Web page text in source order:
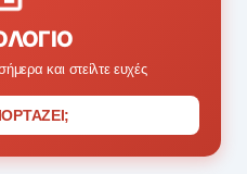
και στείλτε ευχές